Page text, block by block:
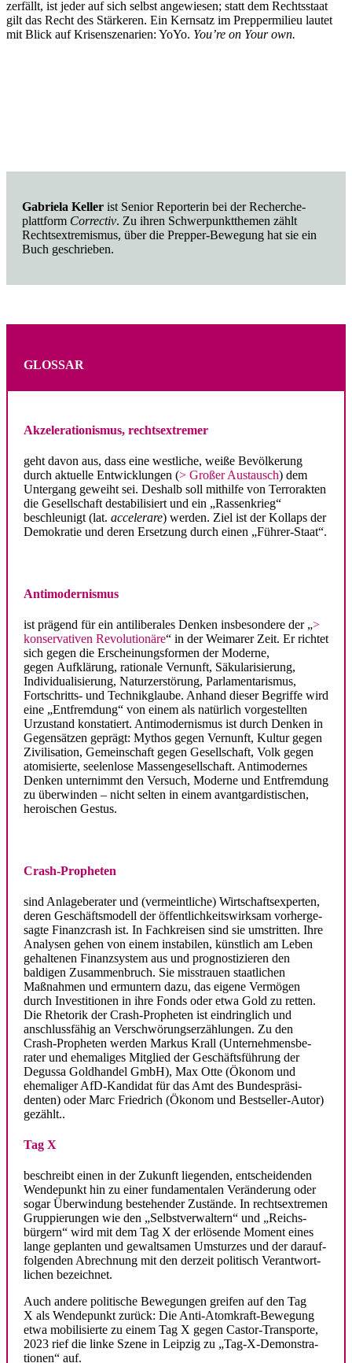
zerfällt, ist jeder auf sich selbst angewiesen; statt dem Rechts­staat
gilt das Recht des Stärkeren. Ein Kernsatz im Prepper­milieu lautet
mit Blick auf Krisen­sze­narien: YoYo. You’re on Your own.
Gabriela Keller ist Senior Repor­terin bei der Recher­che­
plattform Correctiv. Zu ihren Schwer­punkt­themen zählt
Rechts­extre­mismus, über die Prepper-Bewegung hat sie ein
Buch geschrieben.
GLOSSAR
Akzele­ra­tio­nismus, rechtsextremer
geht davon aus, dass eine westliche, weiße Bevöl­kerung
durch aktuelle Entwick­lungen (> Großer Austausch) dem
Untergang geweiht sei. Deshalb soll mithilfe von Terror­akten
die Gesell­schaft desta­bi­li­siert und ein „Rassen­krieg“
beschleunigt (lat. accelerare) werden. Ziel ist der Kollaps der
Demokratie und deren Ersetzung durch einen „Führer-Staat“.
Antimo­der­nismus
ist prägend für ein antili­be­rales Denken insbe­sondere der „>
konser­va­tiven Revolu­tionäre“ in der Weimarer Zeit. Er richtet
sich gegen die Erschei­nungs­formen der Moderne,
gegen Aufklärung, rationale Vernunft, Säkula­ri­sierung,
Indivi­dua­li­sierung, Natur­zer­störung, Parla­men­ta­rismus,
Fortschritts- und Technik­glaube. Anhand dieser Begriffe wird
eine „Entfremdung“ von einem als natürlich vorge­stellten
Urzustand konsta­tiert. Antimo­der­nismus ist durch Denken in
Gegen­sätzen geprägt: Mythos gegen Vernunft, Kultur gegen
Zivili­sation, Gemein­schaft gegen Gesell­schaft, Volk gegen
atomi­sierte, seelenlose Massen­ge­sell­schaft. Antimo­dernes
Denken unter­nimmt den Versuch, Moderne und Entfremdung
zu überwinden – nicht selten in einem avant­gar­dis­ti­schen,
heroi­schen Gestus.
Crash-Propheten
sind Anlage­be­rater und (vermeint­liche) Wirtschafts­experten,
deren Geschäfts­modell der öffent­lich­keits­wirksam vorher­ge­
sagte Finanz­crash ist. In Fachkreisen sind sie umstritten. Ihre
Analysen gehen von einem insta­bilen, künstlich am Leben
gehal­tenen Finanz­system aus und prognos­ti­zieren den
baldigen Zusam­men­bruch. Sie misstrauen staat­lichen
Maßnahmen und ermuntern dazu, das eigene Vermögen
durch Inves­ti­tionen in ihre Fonds oder etwa Gold zu retten.
Die Rhetorik der Crash-Propheten ist eindringlich und
anschluss­fähig an Verschwö­rungs­er­zäh­lungen. Zu den
Crash-Propheten werden Markus Krall (Unter­neh­mens­be­
rater und ehema­liges Mitglied der Geschäfts­führung der
Degussa Goldhandel GmbH), Max Otte (Ökonom und
ehema­liger AfD-Kandidat für das Amt des Bundes­prä­si­
denten) oder Marc Friedrich (Ökonom und Bestseller-Autor)
gezählt..
Tag X
beschreibt einen in der Zukunft liegenden, entschei­denden
Wende­punkt hin zu einer funda­men­talen Verän­derung oder
sogar Überwindung bestehender Zustände. In rechts­extremen
Gruppie­rungen wie den „Selbst­ver­waltern“ und „Reichs­
bürgern“ wird mit dem Tag X der erlösende Moment eines
lange geplanten und gewalt­samen Umsturzes und der darauf­
fol­genden Abrechnung mit den derzeit politisch Verant­wort­
lichen bezeichnet.
Auch andere politische Bewegungen greifen auf den Tag
X als Wende­punkt zurück: Die Anti-Atomkraft-Bewegung
etwa mobili­sierte zu einem Tag X gegen Castor-Trans­porte,
2023 rief die linke Szene in Leipzig zu „Tag-X-Demons­tra­
tionen“ auf.